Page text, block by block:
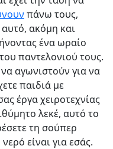
πάνω τους,
ακόμη και
ένα ωραίο
παντελονιού τους.
αγωνιστούν για να
παιδιά με
έργα χειροτεχνίας
λεκέ, αυτό το
τη σούπερ
είναι για εσάς.